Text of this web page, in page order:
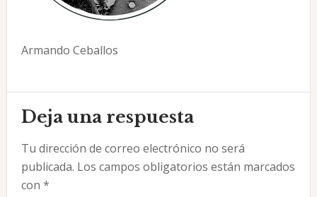
Armando Ceballos
Interacciones
con
los
lectores
Deja una respuesta
Tu dirección de correo electrónico no será
publicada. Los campos obligatorios están marcados
con *